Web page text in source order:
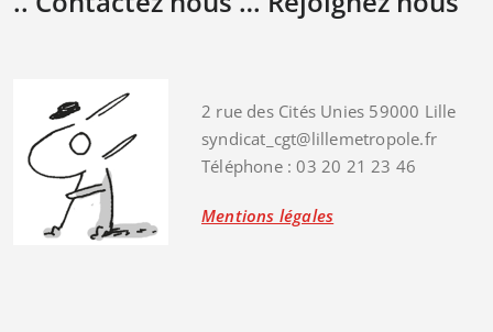
2 rue des Cités Unies 59000 Lille
syndicat_cgt@lillemetropole.fr
Téléphone : 03 20 21 23 46
Mentions légales